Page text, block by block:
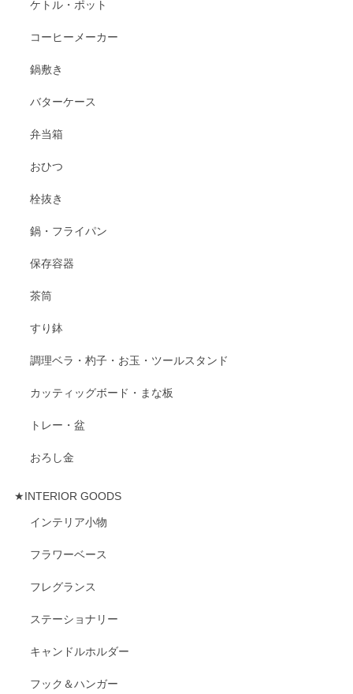
ケトル・ポット
コーヒーメーカー
鍋敷き
バターケース
弁当箱
おひつ
栓抜き
鍋・フライパン
保存容器
茶筒
すり鉢
調理ベラ・杓子・お玉・ツールスタンド
カッティッグボード・まな板
トレー・盆
おろし金
★INTERIOR GOODS
インテリア小物
フラワーベース
フレグランス
ステーショナリー
キャンドルホルダー
フック＆ハンガー